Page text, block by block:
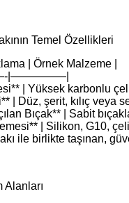
Temel Özellikleri
| Örnek Malzeme |
|—————|
| Yüksek karbonlu
| Düz, şerit, kılıç veya
Bıçak** | Sabit
| Silikon, G10,
ile birlikte taşınan,
Alanları